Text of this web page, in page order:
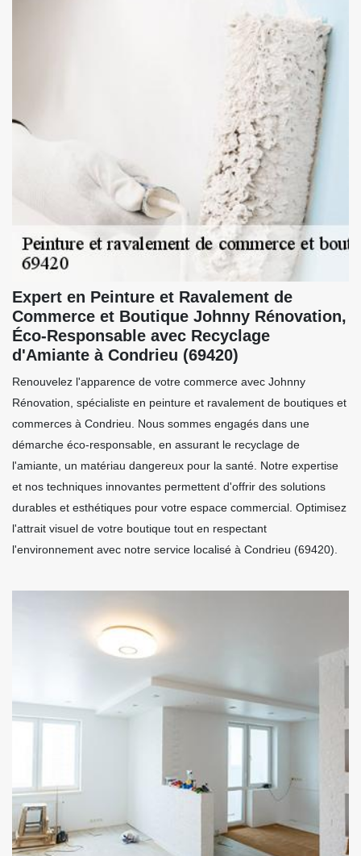
Expert en Peinture et Ravalement de
Commerce et Boutique Johnny Rénovation,
Éco-Responsable avec Recyclage
d'Amiante à Condrieu (69420)
Renouvelez l'apparence de votre commerce avec Johnny
Rénovation, spécialiste en peinture et ravalement de boutiques et
commerces à Condrieu. Nous sommes engagés dans une
démarche éco-responsable, en assurant le recyclage de
l'amiante, un matériau dangereux pour la santé. Notre expertise
et nos techniques innovantes permettent d'offrir des solutions
durables et esthétiques pour votre espace commercial. Optimisez
l'attrait visuel de votre boutique tout en respectant
l'environnement avec notre service localisé à Condrieu (69420).